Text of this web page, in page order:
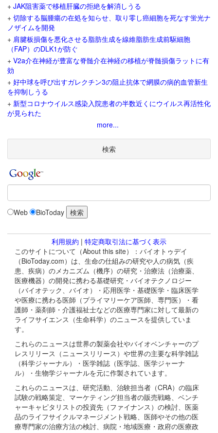
+ JAK阻害薬で移植肝臓の拒絶を解消しうる
+ 切除する脳腫瘍の在処を知らせ、取り零し癌細胞を死なす蛍光ナ
ノザイムを開発
+ 肩腱板損傷を悪化させる脂肪生成を線維脂肪生成前駆細胞
（FAP）のDLK1が防ぐ
+ V2a介在神経が豊富な脊髄介在神経の移植が脊髄損傷ラットに有
効
+ 好中球を呼び出すガレクチン3の阻止抗体で網膜の病的血管新生
を抑制しうる
+ 新型コロナウイルス感染入院患者の半数近くにウイルス再活性化
が見られた
more...
検索
Web BioToday
利用規約 | 特定商取引法に基づく表示
このサイトについて（About this site）：バイオトゥデイ
（BioToday.com）は、生命の仕組みの研究や人の病気（疾
患、疾病）のメカニズム（機序）の研究・治療法（治療薬、
医療機器）の開発に携わる基礎研究・バイオテクノロジー
（バイオテック、バイオ）・応用医学・基礎医学・臨床医学
や医療に携わる医師（プライマリーケア医師、専門医）・看
護師・薬剤師・介護福祉士などの医療専門家に対して最新の
ライフサイエンス（生命科学）のニュースを提供していま
す。
これらのニュースは世界の製薬会社やバイオベンチャーのプ
レスリリース（ニュースリリース）や世界の主要な科学雑誌
（科学ジャーナル）・医学雑誌（医学誌、医学ジャーナ
ル）・生物学ジャーナルを元に作製されています。
これらのニュースは、研究活動、治験担当者（CRA）の臨床
試験の戦略策定、マーケティング担当者の販売戦略、ベンチ
ャーキャピタリストの投資先（ファイナンス）の検討、医薬
品のライフサイクルマネージメント戦略、医師やその他の医
療専門家の治療方法の検討、病院・地域医療・政府の医療政